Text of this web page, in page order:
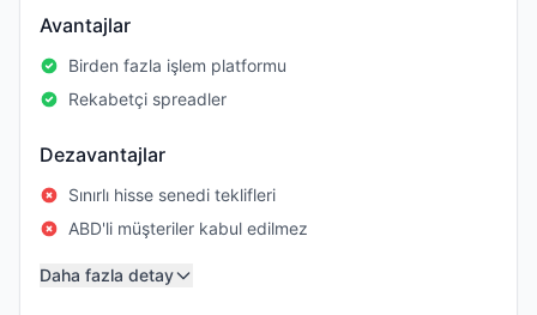
Avantajlar
Birden fazla işlem platformu
Rekabetçi spreadler
Dezavantajlar
Sınırlı hisse senedi teklifleri
ABD'li müşteriler kabul edilmez
Daha fazla detay